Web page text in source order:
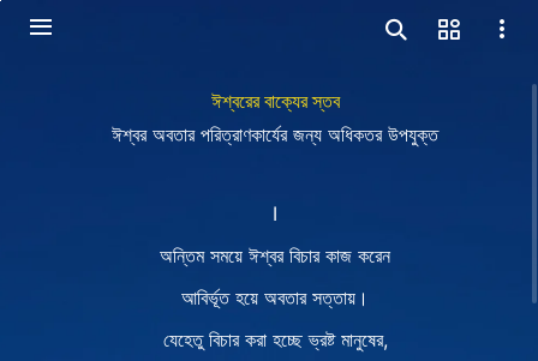
ঈশ্বরের বাক্যের স্তব
ঈশ্বর অবতার পরিত্রাণকার্যের জন্য অধিকতর উপযুক্ত
Ⅰ
অন্তিম সময়ে ঈশ্বর বিচার কাজ করেন
আবির্ভূত হয়ে অবতার সত্তায়।
যেহেতু বিচার করা হচ্ছে ভ্রষ্ট মানুষের,